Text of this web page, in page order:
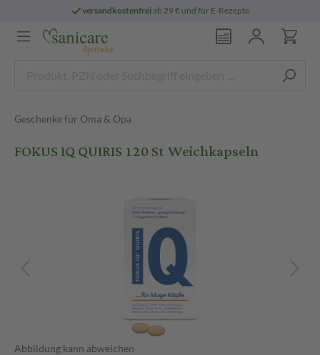
versandkostenfreiab 29 € und für E-Rezepte
Geschenke für Oma & Opa
FOKUS IQ QUIRIS 120 St Weichkapseln
Abbildung kann abweichen